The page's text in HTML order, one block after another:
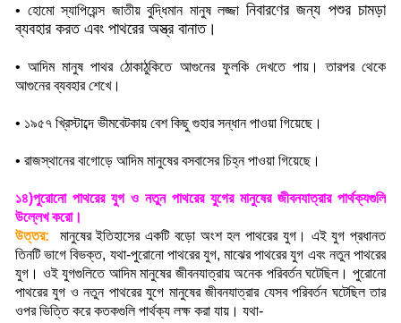
• হোমো স্যাপিয়েন্স জাতীয় বুদ্ধিমান মানুষ লজ্জা নিবারণের জন্য পশুর চামড়া
ব্যবহার করত এবং পাথরের অস্ত্র বানাত।
•আদিম মানুষ পাথর ঠোকাঠুকিতে আগুনের ফুলকি দেখতে পায়। তারপর থেকে
আগুনের ব্যবহার শেখে।
• ১৯৫৭ খ্রিস্টাব্দে ভীমবেটকায় বেশ কিছু গুহার সন্ধান পাওয়া গিয়েছে।
• রাজস্থানের বাগোড়ে আদিম মানুষের বসবাসের চিহ্ন পাওয়া গিয়েছে।
১৪)পুরোনো পাথরের যুগ ও নতুন পাথরের যুগের মানুষের জীবনযাত্রার পার্থক্যগুলি
উল্লেখ করো।
উত্তর:
মানুষের ইতিহাসের একটি বড়ো অংশ হল পাথরের যুগ। এই যুগ প্রধানত
তিনটি ভাগে বিভক্ত, যথা-পুরোনো পাথরের যুগ,মাঝের পাথরের যুগ এবং নতুন পাথরের
যুগ। ওই যুগগুলিতে আদিম মানুষের জীবনযাত্রায় অনেক পরিবর্তন ঘটেছিল। পুরোনো
পাথরের যুগ ও নতুন পাথরের যুগে মানুষের জীবনযাত্রার যেসব পরিবর্তন ঘটেছিল তার
ওপর ভিত্তি করে কতকগুলি পার্থক্য লক্ষ করা যায়। যথা-